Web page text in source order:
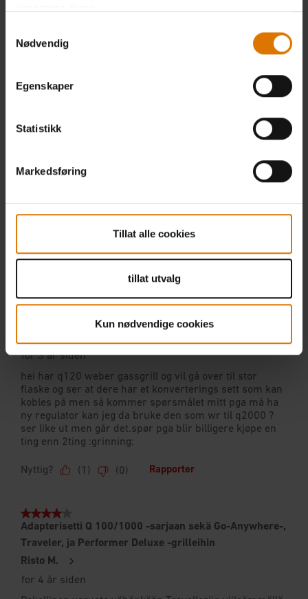
Nødvendig
Egenskaper
Statistikk
Markedsføring
Tillat alle cookies
tillat utvalg
Kun nødvendige cookies